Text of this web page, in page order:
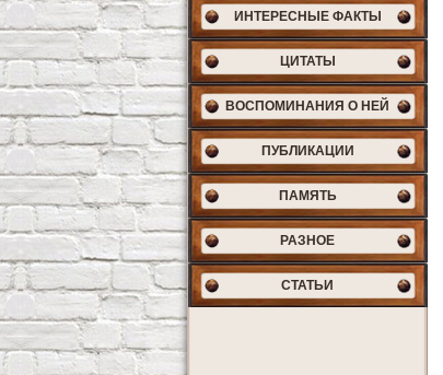
ИНТЕРЕСНЫЕ ФАКТЫ
ЦИТАТЫ
ВОСПОМИНАНИЯ О НЕЙ
ПУБЛИКАЦИИ
ПАМЯТЬ
РАЗНОЕ
СТАТЬИ